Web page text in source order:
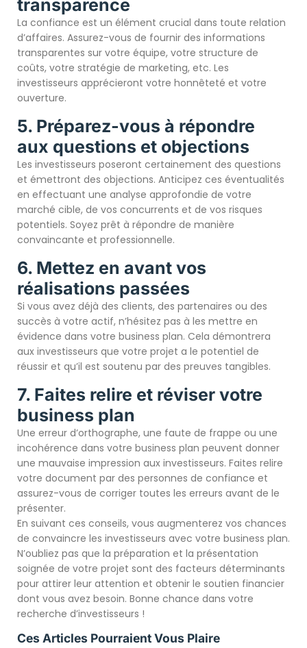
transparence
La confiance est un élément crucial dans toute relation
d’affaires. Assurez-vous de fournir des informations
transparentes sur votre équipe, votre structure de
coûts, votre stratégie de marketing, etc. Les
investisseurs apprécieront votre honnêteté et votre
ouverture.
5. Préparez-vous à répondre
aux questions et objections
Les investisseurs poseront certainement des questions
et émettront des objections. Anticipez ces éventualités
en effectuant une analyse approfondie de votre
marché cible, de vos concurrents et de vos risques
potentiels. Soyez prêt à répondre de manière
convaincante et professionnelle.
6. Mettez en avant vos
réalisations passées
Si vous avez déjà des clients, des partenaires ou des
succès à votre actif, n’hésitez pas à les mettre en
évidence dans votre business plan. Cela démontrera
aux investisseurs que votre projet a le potentiel de
réussir et qu’il est soutenu par des preuves tangibles.
7. Faites relire et réviser votre
business plan
Une erreur d’orthographe, une faute de frappe ou une
incohérence dans votre business plan peuvent donner
une mauvaise impression aux investisseurs. Faites relire
votre document par des personnes de confiance et
assurez-vous de corriger toutes les erreurs avant de le
présenter.
En suivant ces conseils, vous augmenterez vos chances
de convaincre les investisseurs avec votre business plan.
N’oubliez pas que la préparation et la présentation
soignée de votre projet sont des facteurs déterminants
pour attirer leur attention et obtenir le soutien financier
dont vous avez besoin. Bonne chance dans votre
recherche d’investisseurs !
Ces Articles Pourraient Vous Plaire